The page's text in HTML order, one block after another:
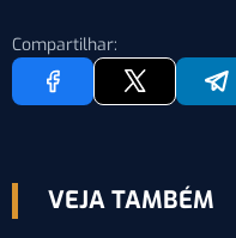
Compartilhar:
VEJA TAMBÉM